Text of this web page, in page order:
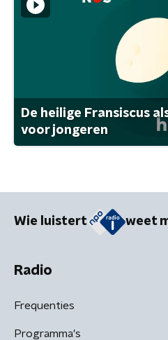
De heilige Fransiscus
voor jongeren
Wie luistert weet
Radio
Frequenties
Programma's